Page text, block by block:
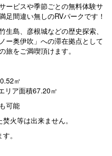
ービスや季節ごとの無料体験サ
足間違い無しのRVパークです！
島、彦根城などの歴史探索、
ー奥伊吹」への滞在拠点として
旅をご満喫頂けます。
㎡
ア面積67.20㎡
可能
火等は出来ません。
。